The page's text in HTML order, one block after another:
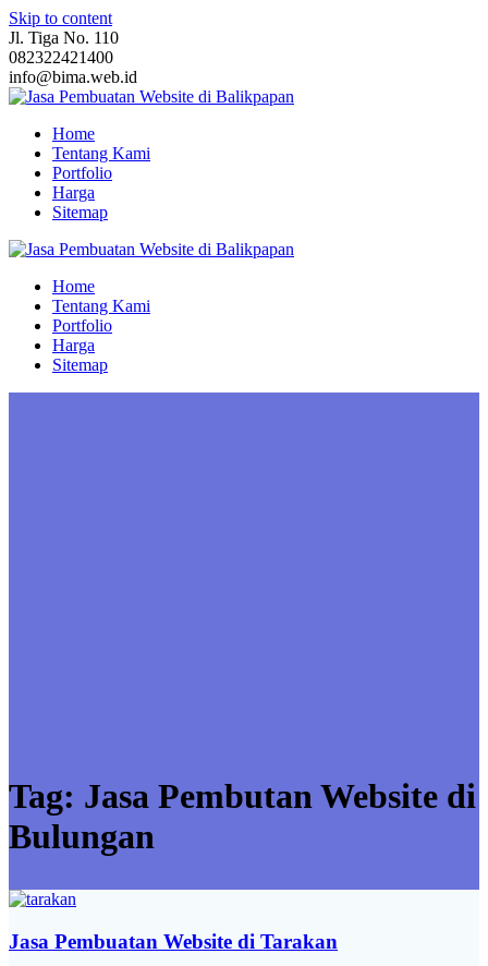
Skip to content
Jl. Tiga No. 110
082322421400
info@bima.web.id
Home
Tentang Kami
Portfolio
Harga
Sitemap
Home
Tentang Kami
Portfolio
Harga
Sitemap
Tag: Jasa Pembutan Website di
Bulungan
Jasa Pembuatan Website di Tarakan